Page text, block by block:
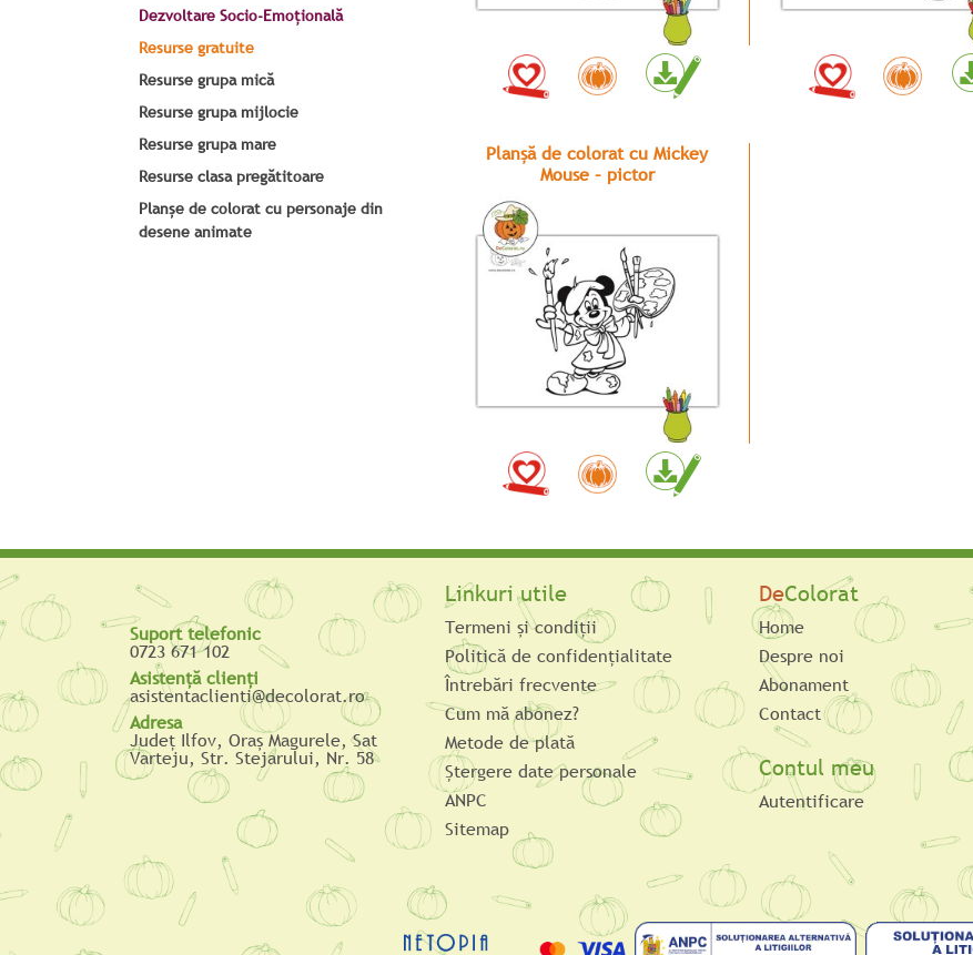
Dezvoltare Socio-Emoțională
Resurse gratuite
Resurse grupa mică
Resurse grupa mijlocie
Resurse grupa mare
Resurse clasa pregătitoare
Planșe de colorat cu personaje din
desene animate
Planșă de colorat cu Mickey
Mouse – pictor
Suport telefonic
0723 671 102
Asistenţă clienţi
asistentaclienti@decolorat.ro
Adresa
Judeţ Ilfov, Oraş Magurele, Sat
Varteju, Str. Stejarului, Nr. 58
Linkuri utile
Termeni şi condiţii
Politică de confidențialitate
Întrebări frecvente
Cum mă abonez?
Metode de plată
Ştergere date personale
ANPC
Sitemap
DeColorat
Home
Despre noi
Abonament
Contact
Contul meu
Autentificare